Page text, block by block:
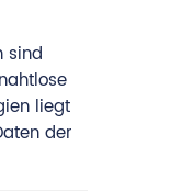
sind
liegt
der